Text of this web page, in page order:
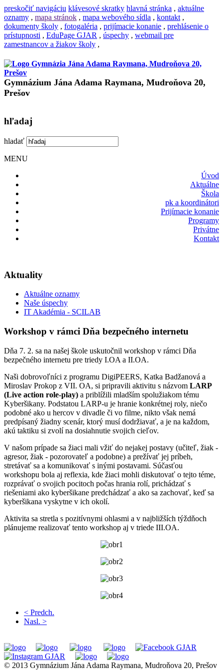
preskočiť navigáciu klávesové skratky hlavná stránka , aktuálne
oznamy , mapa stránok , mapa webového sídla , kontakt ,
dokumenty školy , fotogaléria , prijímacie konanie , prehlásenie o
prístupnosti , EduPage GJAR , úspechy , webmail pre
zamestnancov a žiakov školy ,
Gymnázium Jána Adama Raymana, Mudroňova 20,
Prešov
hľadaj
hladať
MENU
Úvod
Aktuálne
Škola
pk a koordinátori
Prijímacie konanie
Programy
Privátne
Kontakt
Aktuality
Aktuálne oznamy
Naše úspechy
IT Akadémia - SCILAB
Workshop v rámci Dňa bezpečného internetu
Dňa 7. 2. sa na našej škole uskutočnil workshop v rámci Dňa
bezpečného internetu pre triedy I.OA a II.OA.
Naši dobrovoľníci z programu DigiPEERS, Katka Badžanová a
Miroslav Prokop z VII. OA, si pripravili aktivitu s názvom LARP
(Live action role-play) a priblížili mladším spolužiakom tému
Kyberšikany. Podstatou LARP-u je hranie konkrétnej roly, niečo
podobné ako u hercov v divadle či vo filme, nikto však nemá
predpísaný žiadny scenár, ktorý musí dodržiavať, a je na každom,
akú taktiku si zvolí na dosiahnutie svojich cieľov.
V našom prípade sa žiaci mali vžiť do nejakej postavy (učiteľ, žiak -
agresor, žiak - pozorovateľ a podobne) a prežívať jej príbeh,
stretávať sa a komunikovať s inými postavami. Súčasťou
workshopu bola aj reflexia, kde žiaci mohli diskutovať o tejto téme,
rozprávať o svojich pocitoch počas hrania rolí, prichádzať s
riešeniami ako kyberšikane predchádzať a ako sa zachovať, keď sa
kyberšikana vyskytne v ich okolí.
Aktivita sa stretla s pozitívnymi ohlasmi a v najbližších týždňoch
plánujeme realizovať tento workshop aj v triede III.OA.
< Predch.
Nasl. >
© 2013 Gymnázium Jána Adama Raymana, Mudroňova 20, Prešov